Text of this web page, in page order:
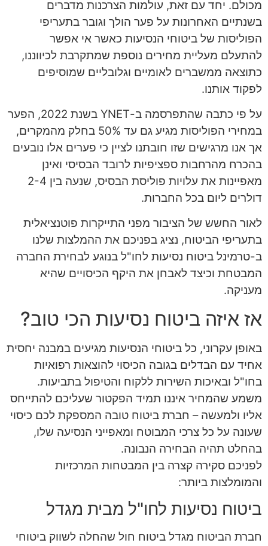
מכולם. יחד עם זאת, עולמות הצרכנות מדברים
בשנתיים האחרונות על פער הולך וגובר בתעריפי
הפוליסות של ביטוחי הנסיעות כאשר אי אפשר
להתעלם מעליית מחירים נוספת שמתקרבת לכיווננו,
כתוצאה ממשברים לאומיים וגלובליים שמוסיפים
לפקוד אותנו.
על פי כתבה שהתפרסמה ב-YNET בשנת 2022, הפער
במחירי הפוליסות מגיע גם עד 50% בחלק מהמקרים,
אך אנו מרגישים שזו חובתנו לציין כי פערים אלו נובעים
בהכרח מהרחבות ספציפיות לרובד הבסיסי ואינן
מאפיינות את עלויות פוליסת הבסיס, שנעה בין 2-4
דולרים ליום בכל החברות.
לאור החשש של הציבור מפני התייקרות פוטנציאלית
בתעריפי הביטוח, נציג בפניכם את ההמלצות שלנו
ב-טרמינל ביטוח נסיעות לחו"ל בנוגע לבחירת החברה
המבטחת וכיצד לאבחן את היקף הכיסויים שהיא
מעניקה.
אז איזה ביטוח נסיעות הכי טוב?
באופן עקרוני, כל ביטוחי הנסיעות מגיעים במבנה יחסית
אחיד עם הבדלים בגובה הכיסוי להוצאות רפואיות
בחו"ל ובאיכות השירות ללקוח והטיפול בתביעות.
משמע שהמחיר איננו תמיד הפקטור שעליכם להתייחס
אליו ולמעשה – חברת ביטוח טובה המספקת לכם כיסוי
שעונה על כל צרכי המבוטח ומאפייני הנסיעה שלו,
בהחלט תהיה הבחירה הנבונה.
לפניכם סקירה קצרה בין המבטחות המרכזיות
והמומלצות ביותר:
ביטוח נסיעות לחו"ל מבית מגדל
חברת הביטוח מגדל ביטוח חול שהחלה לשווק ביטוחי